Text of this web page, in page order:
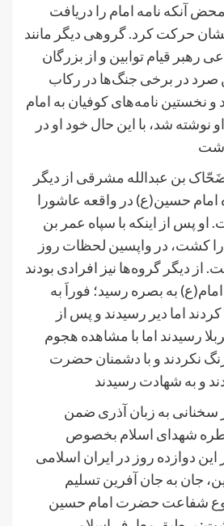
آنکه نامه امام را دریافت
حرکت کرد. گروهی دیگر مانند
رهبر قیام توابین و از بزرگان
صرد در برخی جنگ‌ها در رکاب
و نخستین نامه‌های کوفیان به امام
شد، با این حال خود او در
ضَحّاک بن عبدالله مشرقی از دیگر
امام حسین(ع) در واقعه عاشورا
او پس از اینکه با سپاه عمر بن
کشت، در واپسین لحظات روز
از دیگر گروه‌ها نیز افرادی بودند
به بصره رسید؛ فوراَ به
اما دیر رسیدند و پس از
رسیدند اما با مشاهده هجوم
نکردند و با دشمنان حضرت
سخنانی به زبان آذری ضمن
شهدای اسلام بخصوص
دوازده روز در ایران اسلامی
جان به جان آفرین تسلیم
شفاعت حضرت امام حسین